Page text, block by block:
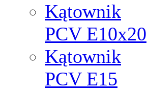
Kątownik
PCV Е10x20
Kątownik
PCV Е15